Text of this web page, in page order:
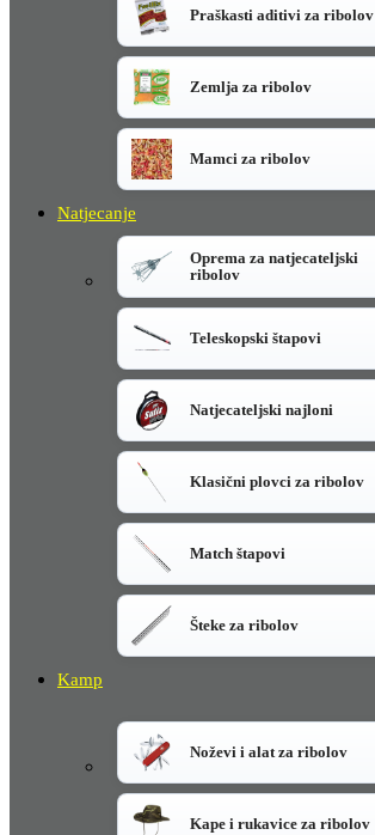
Praškasti aditivi za ribolov
Zemlja za ribolov
Mamci za ribolov
Natjecanje
Oprema za natjecateljski
ribolov
Teleskopski štapovi
Natjecateljski najloni
Klasični plovci za ribolov
Match štapovi
Šteke za ribolov
Kamp
Noževi i alat za ribolov
Kape i rukavice za ribolov